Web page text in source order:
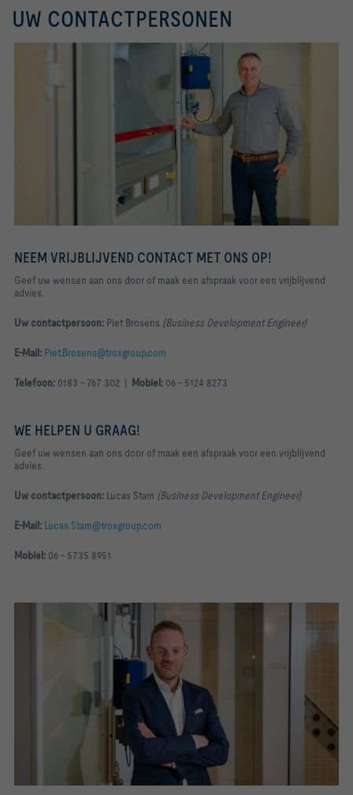
UW CONTACTPERSONEN
NEEM VRIJBLIJVEND CONTACT MET ONS OP!
Geef uw wensen aan ons door of maak een afspraak voor een vrijblijvend
advies.
Uw contactpersoon: Piet Brosens (Business Development Engineer)
E-Mail: Piet.Brosens@troxgroup.com
Telefoon: 0183 - 767 302 | Mobiel: 06 - 5124 8273
WE HELPEN U GRAAG!
Geef uw wensen aan ons door of maak een afspraak voor een vrijblijvend
advies.
Uw contactpersoon: Lucas Stam (Business Development Engineer)
E-Mail: Lucas.Stam@troxgroup.com
Mobiel: 06 - 5735 8951